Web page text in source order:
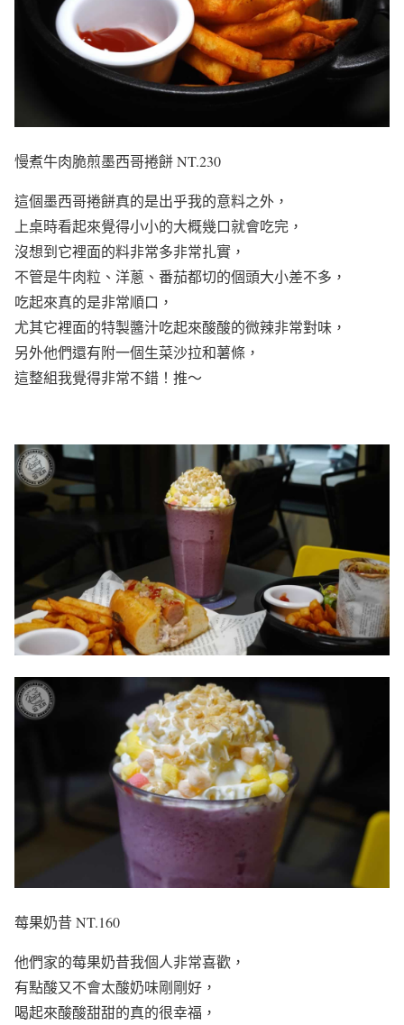
慢煮牛肉脆煎墨西哥捲餅 NT.230
這個墨西哥捲餅真的是出乎我的意料之外，
上桌時看起來覺得小小的大概幾口就會吃完，
沒想到它裡面的料非常多非常扎實，
不管是牛肉粒、洋蔥、番茄都切的個頭大小差不多，
吃起來真的是非常順口，
尤其它裡面的特製醬汁吃起來酸酸的微辣非常對味，
另外他們還有附一個生菜沙拉和薯條，
這整組我覺得非常不錯！推～
莓果奶昔 NT.160
他們家的莓果奶昔我個人非常喜歡，
有點酸又不會太酸奶味剛剛好，
喝起來酸酸甜甜的真的很幸福，